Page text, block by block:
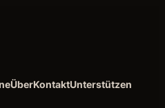
ÜberKontaktUnterstützen